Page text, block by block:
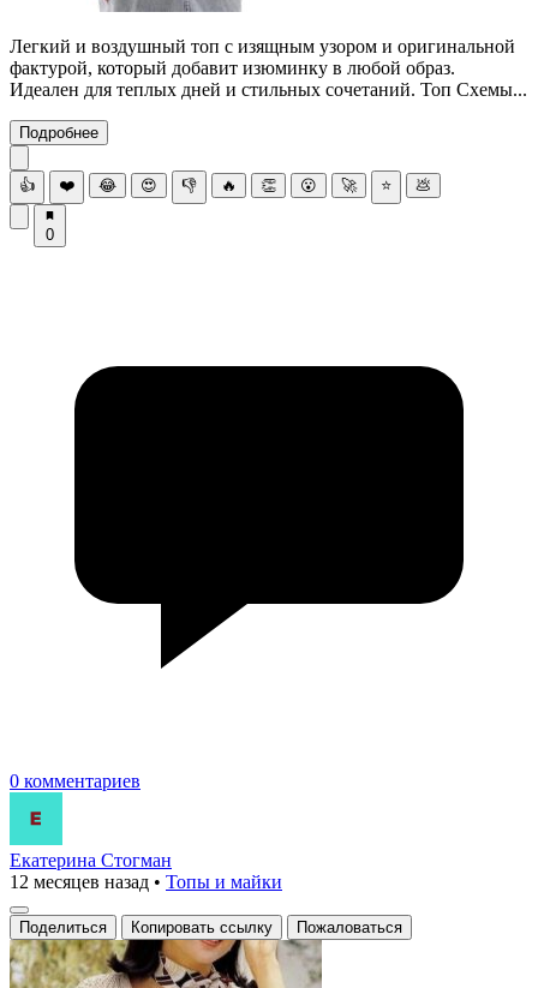
Легкий и воздушный топ с изящным узором и оригинальной
фактурой, который добавит изюминку в любой образ.
Идеален для теплых дней и стильных сочетаний. Топ Схемы...
Подробнее
👍 ❤️ 😂 😍 👎 🔥 👏 😮 🚀 ⭐ 💩
0
0 комментариев
Екатерина Стогман
12 месяцев назад • Топы и майки
Поделиться Копировать ссылку Пожаловаться